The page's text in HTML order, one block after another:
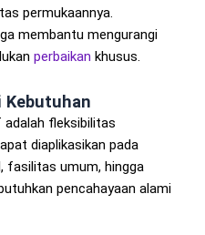
permukaannya.
membantu mengurangi
perbaikan khusus.
Kebutuhan
adalah fleksibilitas
diaplikasikan pada
fasilitas umum, hingga
pencahayaan alami